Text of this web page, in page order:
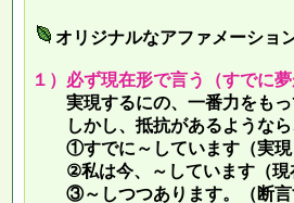
オリジナルなアファメーショ
１）必ず現在形で言う（すでに
実現するにの、一番力をもっ
しかし、抵抗があるような
①すでに～しています（実現
②私は今、～しています（現
③～しつつあります。（断言